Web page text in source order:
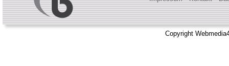
Copyright